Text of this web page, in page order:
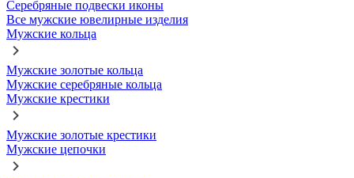
Серебряные подвески иконы
Все мужские ювелирные изделия
Мужские кольца
Мужские золотые кольца
Мужские серебряные кольца
Мужские крестики
Мужские золотые крестики
Мужские цепочки